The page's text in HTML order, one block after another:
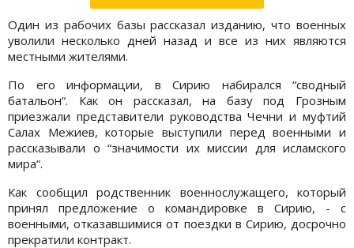
Один из рабочих базы рассказал изданию, что военных
уволили несколько дней назад и все из них являются
местными жителями.
По его информации, в Сирию набирался “сводный
батальон“. Как он рассказал, на базу под Грозным
приезжали представители руководства Чечни и муфтий
Салах Межиев, которые выступили перед военными и
рассказывали о “значимости их миссии для исламского
мира“.
Как сообщил родственник военнослужащего, который
принял предложение о командировке в Сирию, - с
военными, отказавшимися от поездки в Сирию, досрочно
прекратили контракт.